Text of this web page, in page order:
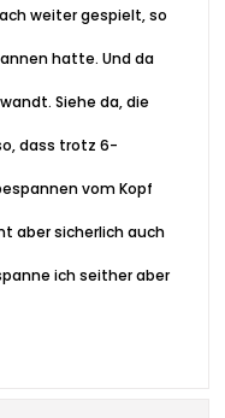
weiter gespielt, so
hatte. Und da
Siehe da, die
dass trotz 6-
vom Kopf
aber sicherlich auch
ich seither aber